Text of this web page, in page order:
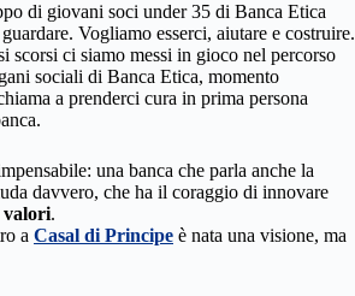
di giovani soci under 35 di Banca Etica
Vogliamo esserci, aiutare e costruire.
scorsi ci siamo messi in gioco nel percorso
sociali di Banca Etica, momento
a prenderci cura in prima persona
una banca che parla anche la
davvero, che ha il coraggio di innovare
valori.
a Casal di Principe è nata una visione, ma